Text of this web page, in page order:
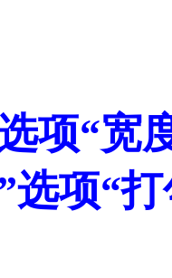
项“宽
选项“